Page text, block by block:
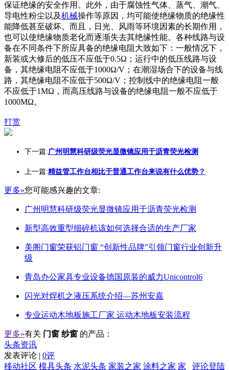
保证绝缘的安全作用。此外，由于腐蚀性气体、蒸气、潮气、
导电性粉尘以及机械操作等原因，均可能使绝缘物质的绝缘性
能降低甚至破坏。而且，日光、风雨等环境因素的长期作用，
也可以使绝缘物质老化而逐渐失去其绝缘性能。各种线路与设
备在不同条件下所应具备的绝缘电阻大致如下：一般情况下，
新装或大修后的低压不应低于0.5Ω；运行中的低压线路与设
备，其绝缘电阻不应低于1000Ω/V；在潮湿场合下的设备与线
路，其绝缘电阻不应低于500Ω/V；控制线中的绝缘电阻一般
不应低于1MΩ，而高压线路与设备的绝缘电阻一般不应低于
1000MΩ。
打赏
下一篇:广州明慧科研级荧光显微镜应用于沥青荧光检测
上一篇:精益管工作台相比于普通工作台来说有什么优势？
更多»您可能感兴趣的文章:
广州明慧科研级荧光显微镜应用于沥青荧光检测
新型高效重型细碎机该如何选择合适的生产厂家
美阁门窗荣获铝门窗 “创新性品牌”引领门窗行业创新升
级
青岛办公家具专业设备德国原装的威力Unicontrol6
闪光对焊机之液压系统介绍—苏州安嘉
专业运动木地板施工厂家 运动木地板安装流程
更多»有关 门窗 纱窗 的产品：
头条资讯
发表评论 | 0评
评论登陆
移动社区 模具头条 水泥头条 家装之家 涂料之家 家